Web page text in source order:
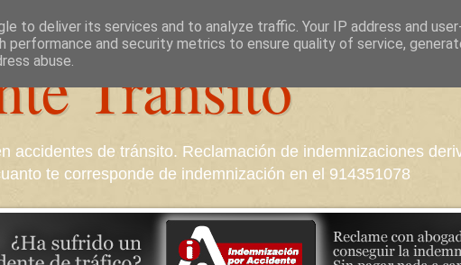
Tránsito
accidentes de tránsito. Reclamación de indemnizaciones
te corresponde de indemnización en el 914351078
to deliver its services and to analyze traffic. Your IP address and
performance and security metrics to ensure quality of service,
abuse.